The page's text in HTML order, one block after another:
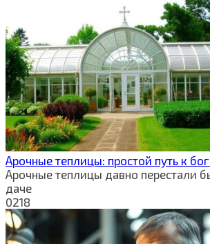
Арочные теплицы: простой путь к
Арочные теплицы давно перестали
даче
0218